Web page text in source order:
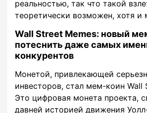
реальностью, так что такой
теоретически возможен, хотя и
Wall Street Memes: новый
потеснить даже самых
конкурентов
Монетой, привлекающей
инвесторов, стал мем-коин Wall
Это цифровая монета проекта,
давней историей движения